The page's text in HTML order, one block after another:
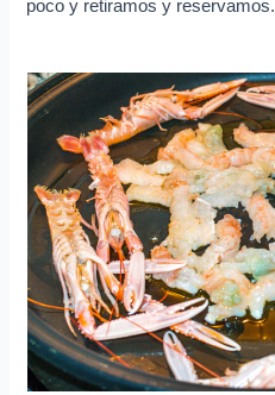
poco y retiramos y reservamos.